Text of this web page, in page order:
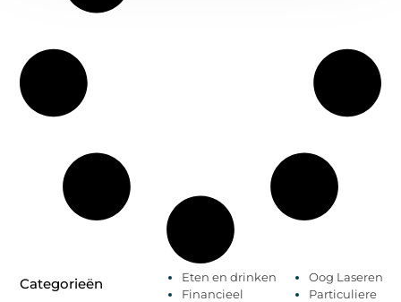
Categorieën
Eten en drinken
Financieel
Oog Laseren
Particuliere